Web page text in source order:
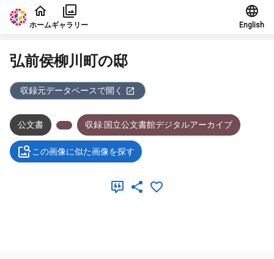
本文に飛ぶ
ホームギャラリー English
弘前侯柳川町の邸
収録元データベースで開く
公文書 収録:国立公文書館デジタルアーカイブ
この画像に似た画像を探す